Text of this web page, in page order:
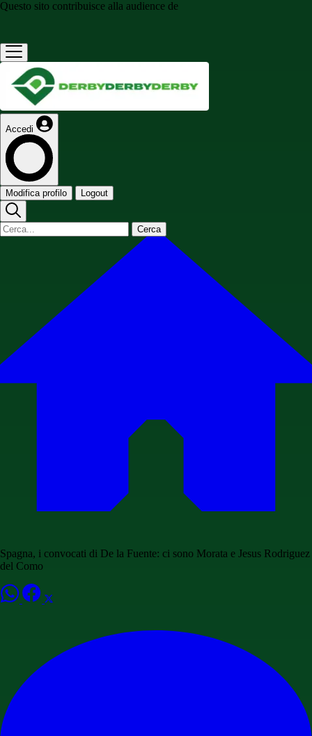
Questo sito contribuisce alla audience de
Accedi
Modifica profilo Logout
Cerca
Spagna, i convocati di De la Fuente: ci sono Morata e Jesus Rodriguez
del Como